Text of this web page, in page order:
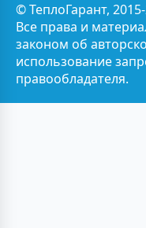
© ТеплоГарант, 2015-
Все права и
законом об
использование
правообладателя.